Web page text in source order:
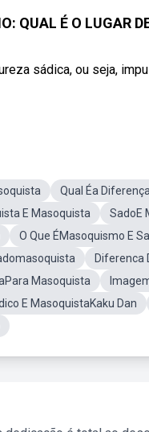
QUAL É O LUGAR
sádica, ou seja,
Qual Éa
E Masoquista
SadoE
O Que ÉMasoquismo E
Diferenca
Masoquista
E MasoquistaKaku Dan